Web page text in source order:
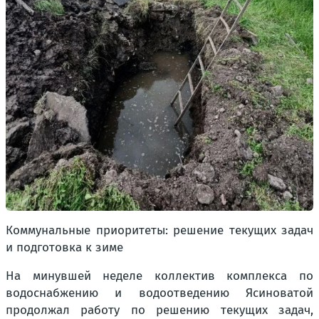
Коммунальные приоритеты: решение текущих задач
и подготовка к зиме
На минувшей неделе коллектив комплекса по
водоснабжению и водоотведению Ясиноватой
продолжал работу по решению текущих задач,